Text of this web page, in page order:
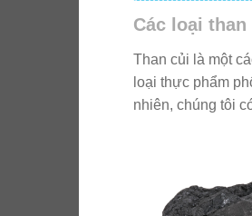
Các loại than
Than củi là một
loại thực phẩm
nhiên, chúng tôi